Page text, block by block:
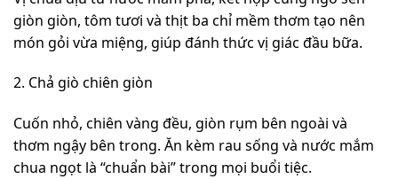
giòn giòn, tôm tươi và thịt ba chỉ mềm thơm tạo nên
món gỏi vừa miệng, giúp đánh thức vị giác đầu bữa.
2. Chả giò chiên giòn
Cuốn nhỏ, chiên vàng đều, giòn rụm bên ngoài và
thơm ngậy bên trong. Ăn kèm rau sống và nước mắm
chua ngọt là “chuẩn bài” trong mọi buổi tiệc.